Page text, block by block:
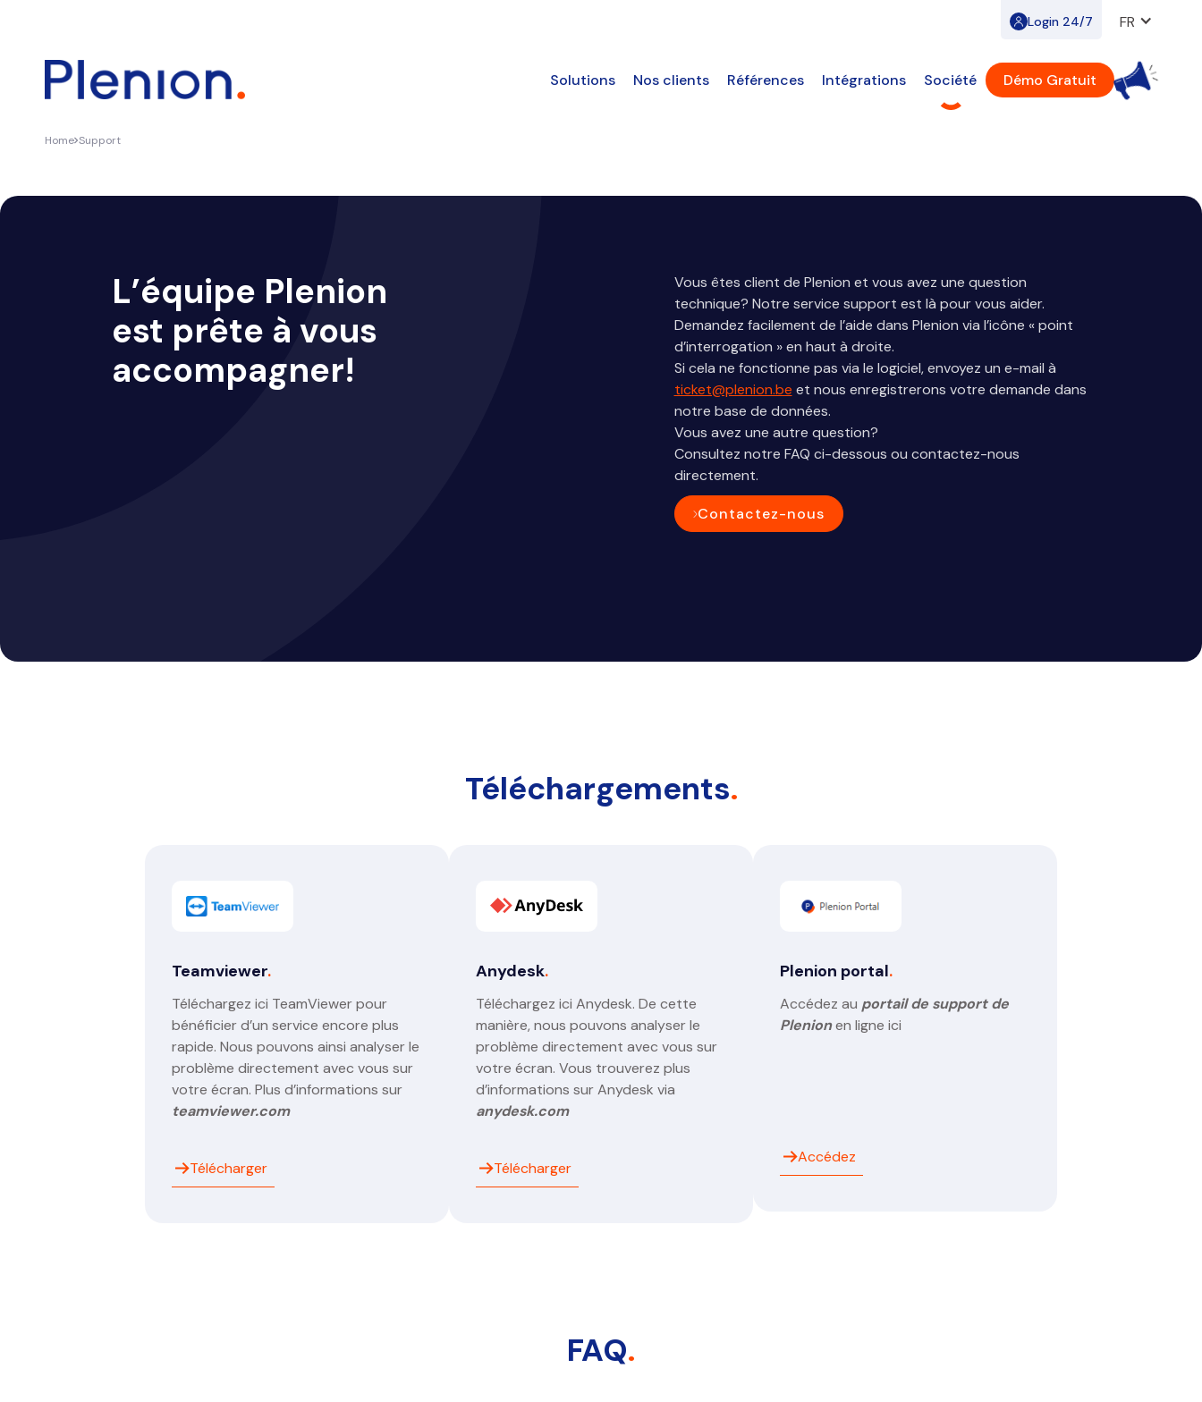
Login 24/7 FR
Solutions Nos clients Références Intégrations Société Démo Gratuit
Home Support
L’équipe Plenion
est prête à vous
accompagner!
Vous êtes client de Plenion et vous avez une question
technique? Notre service support est là pour vous aider.
Demandez facilement de l’aide dans Plenion via l’icône « point
d’interrogation » en haut à droite.
Si cela ne fonctionne pas via le logiciel, envoyez un e-mail à
ticket@plenion.be et nous enregistrerons votre demande dans
notre base de données.
Vous avez une autre question?
Consultez notre FAQ ci-dessous ou contactez-nous
directement.
Contactez-nous
Téléchargements.
Teamviewer.
Téléchargez ici TeamViewer pour
bénéficier d’un service encore plus
rapide. Nous pouvons ainsi analyser le
problème directement avec vous sur
votre écran. Plus d’informations sur
teamviewer.com
Télécharger
Anydesk.
Téléchargez ici Anydesk. De cette
manière, nous pouvons analyser le
problème directement avec vous sur
votre écran. Vous trouverez plus
d’informations sur Anydesk via
anydesk.com
Télécharger
Plenion portal.
Accédez au portail de support de
Plenionen ligne ici
Accédez
FAQ.